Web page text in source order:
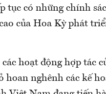
tục có những chính
của Hoa Kỳ phát
hoạt động hợp tác
nghênh các kế